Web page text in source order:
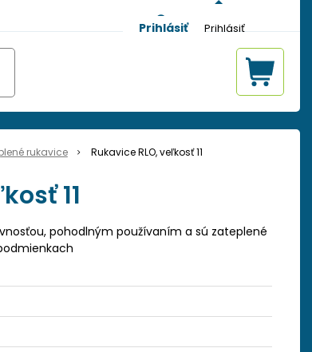
Prihlásiť
rukavice Rukavice RLO, veľkosť 11
11
pohodlným používaním a sú zateplené